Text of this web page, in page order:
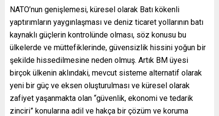
NATO’nun genişlemesi, küresel olarak Batı kökenli
yaptırımların yaygınlaşması ve deniz ticaret yollarının batı
kaynaklı güçlerin kontrolünde olması, söz konusu bu
ülkelerde ve müttefiklerinde, güvensizlik hissini yoğun bir
şekilde hissedilmesine neden olmuş. Artık BM üyesi
birçok ülkenin aklındaki, mevcut sisteme alternatif olarak
yeni bir güç ve eksen oluşturulması ve küresel olarak
zafiyet yaşanmakta olan “güvenlik, ekonomi ve tedarik
zinciri” konularına adil ve hakça bir çözüm ve koruma